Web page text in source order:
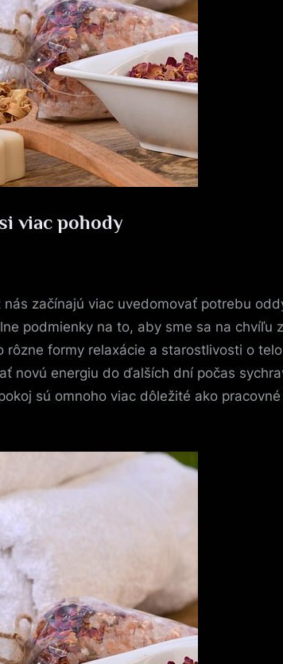
viac pohody
začínajú viac uvedomovať potrebu
podmienky na to, aby sme sa na chvíľu
formy relaxácie a starostlivosti o
novú energiu do ďalších dní počas
sú omnoho viac dôležité ako